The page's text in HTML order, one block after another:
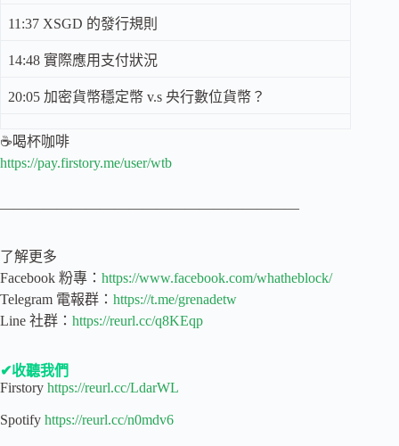
11:37 XSGD 的發行規則
14:48 實際應用支付狀況
20:05 加密貨幣穩定幣 v.s 央行數位貨幣？
☕喝杯咖啡
https://pay.firstory.me/user/wtb
—————————————————————
了解更多
Facebook 粉專： https://www.facebook.com/whatheblock/
Telegram 電報群： https://t.me/grenadetw
Line 社群： https://reurl.cc/q8KEqp
✔收聽我們
Firstory https://reurl.cc/LdarWL
Spotify https://reurl.cc/n0mdv6